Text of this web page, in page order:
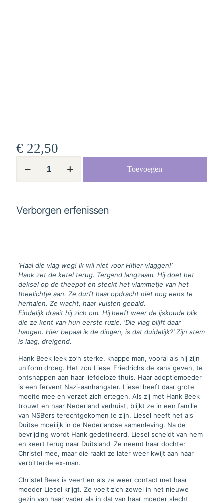
€ 22,50
erfenissen
Toevoegen
Verborgen erfenissen
‘Haal die vlag weg! Ik wil niet voor Hitler vlaggen!’
Hank zet de ketel terug. Tergend langzaam. Hij doet het
deksel op de theepot en steekt het vlammetje van het
theelichtje aan. Ze durft haar opdracht niet nog eens te
herhalen. Ze wacht, haar vuisten gebald.
Eindelijk draait hij zich om. Hij heeft weer de ijskoude blik
die ze kent van hun eerste ruzie. ‘Die vlag blijft daar
hangen. Hier bepaal ik de dingen, is dat duidelijk?’ Zijn stem
is laag, dreigend.
Hank Beek leek zo’n sterke, knappe man, vooral als hij zijn
uniform droeg. Het zou Liesel Friedrichs de kans geven, te
ontsnappen aan haar liefdeloze thuis. Haar adoptiemoeder
is een fervent Nazi-aanhangster. Liesel heeft daar grote
moeite mee en verzet zich ertegen. Als zij met Hank Beek
trouwt en naar Nederland verhuist, blijkt ze in een familie
van NSB’ers terechtgekomen te zijn. Liesel heeft het als
Duitse moeilijk in de Nederlandse samenleving. Na de
bevrijding wordt Hank gedetineerd. Liesel scheidt van hem
en keert terug naar Duitsland. Ze neemt haar dochter
Christel mee, maar die raakt ze later weer kwijt aan haar
verbitterde ex-man.
Christel Beek is veertien als ze weer contact met haar
moeder Liesel krijgt. Ze voelt zich zowel in het nieuwe
gezin van haar vader als in dat van haar moeder slecht